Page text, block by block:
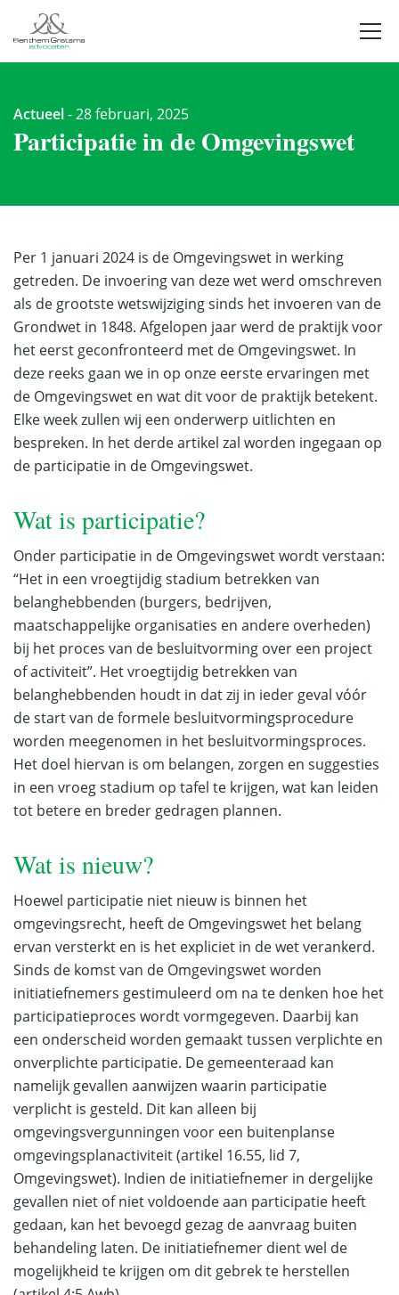
Actueel-28 februari, 2025
Participatie in de Omgevingswet
Per 1 januari 2024 is de Omgevingswet in werking
getreden. De invoering van deze wet werd omschreven
als de grootste wetswijziging sinds het invoeren van de
Grondwet in 1848. Afgelopen jaar werd de praktijk voor
het eerst geconfronteerd met de Omgevingswet. In
deze reeks gaan we in op onze eerste ervaringen met
de Omgevingswet en wat dit voor de praktijk betekent.
Elke week zullen wij een onderwerp uitlichten en
bespreken. In het derde artikel zal worden ingegaan op
de participatie in de Omgevingswet.
Wat is participatie?
Onder participatie in de Omgevingswet wordt verstaan:
“Het in een vroegtijdig stadium betrekken van
belanghebbenden (burgers, bedrijven,
maatschappelijke organisaties en andere overheden)
bij het proces van de besluitvorming over een project
of activiteit”. Het vroegtijdig betrekken van
belanghebbenden houdt in dat zij in ieder geval vóór
de start van de formele besluitvormingsprocedure
worden meegenomen in het besluitvormingsproces.
Het doel hiervan is om belangen, zorgen en suggesties
in een vroeg stadium op tafel te krijgen, wat kan leiden
tot betere en breder gedragen plannen.
Wat is nieuw?
Hoewel participatie niet nieuw is binnen het
omgevingsrecht, heeft de Omgevingswet het belang
ervan versterkt en is het expliciet in de wet verankerd.
Sinds de komst van de Omgevingswet worden
initiatiefnemers gestimuleerd om na te denken hoe het
participatieproces wordt vormgegeven. Daarbij kan
een onderscheid worden gemaakt tussen verplichte en
onverplichte participatie. De gemeenteraad kan
namelijk gevallen aanwijzen waarin participatie
verplicht is gesteld. Dit kan alleen bij
omgevingsvergunningen voor een buitenplanse
omgevingsplanactiviteit (artikel 16.55, lid 7,
Omgevingswet). Indien de initiatiefnemer in dergelijke
gevallen niet of niet voldoende aan participatie heeft
gedaan, kan het bevoegd gezag de aanvraag buiten
behandeling laten. De initiatiefnemer dient wel de
mogelijkheid te krijgen om dit gebrek te herstellen